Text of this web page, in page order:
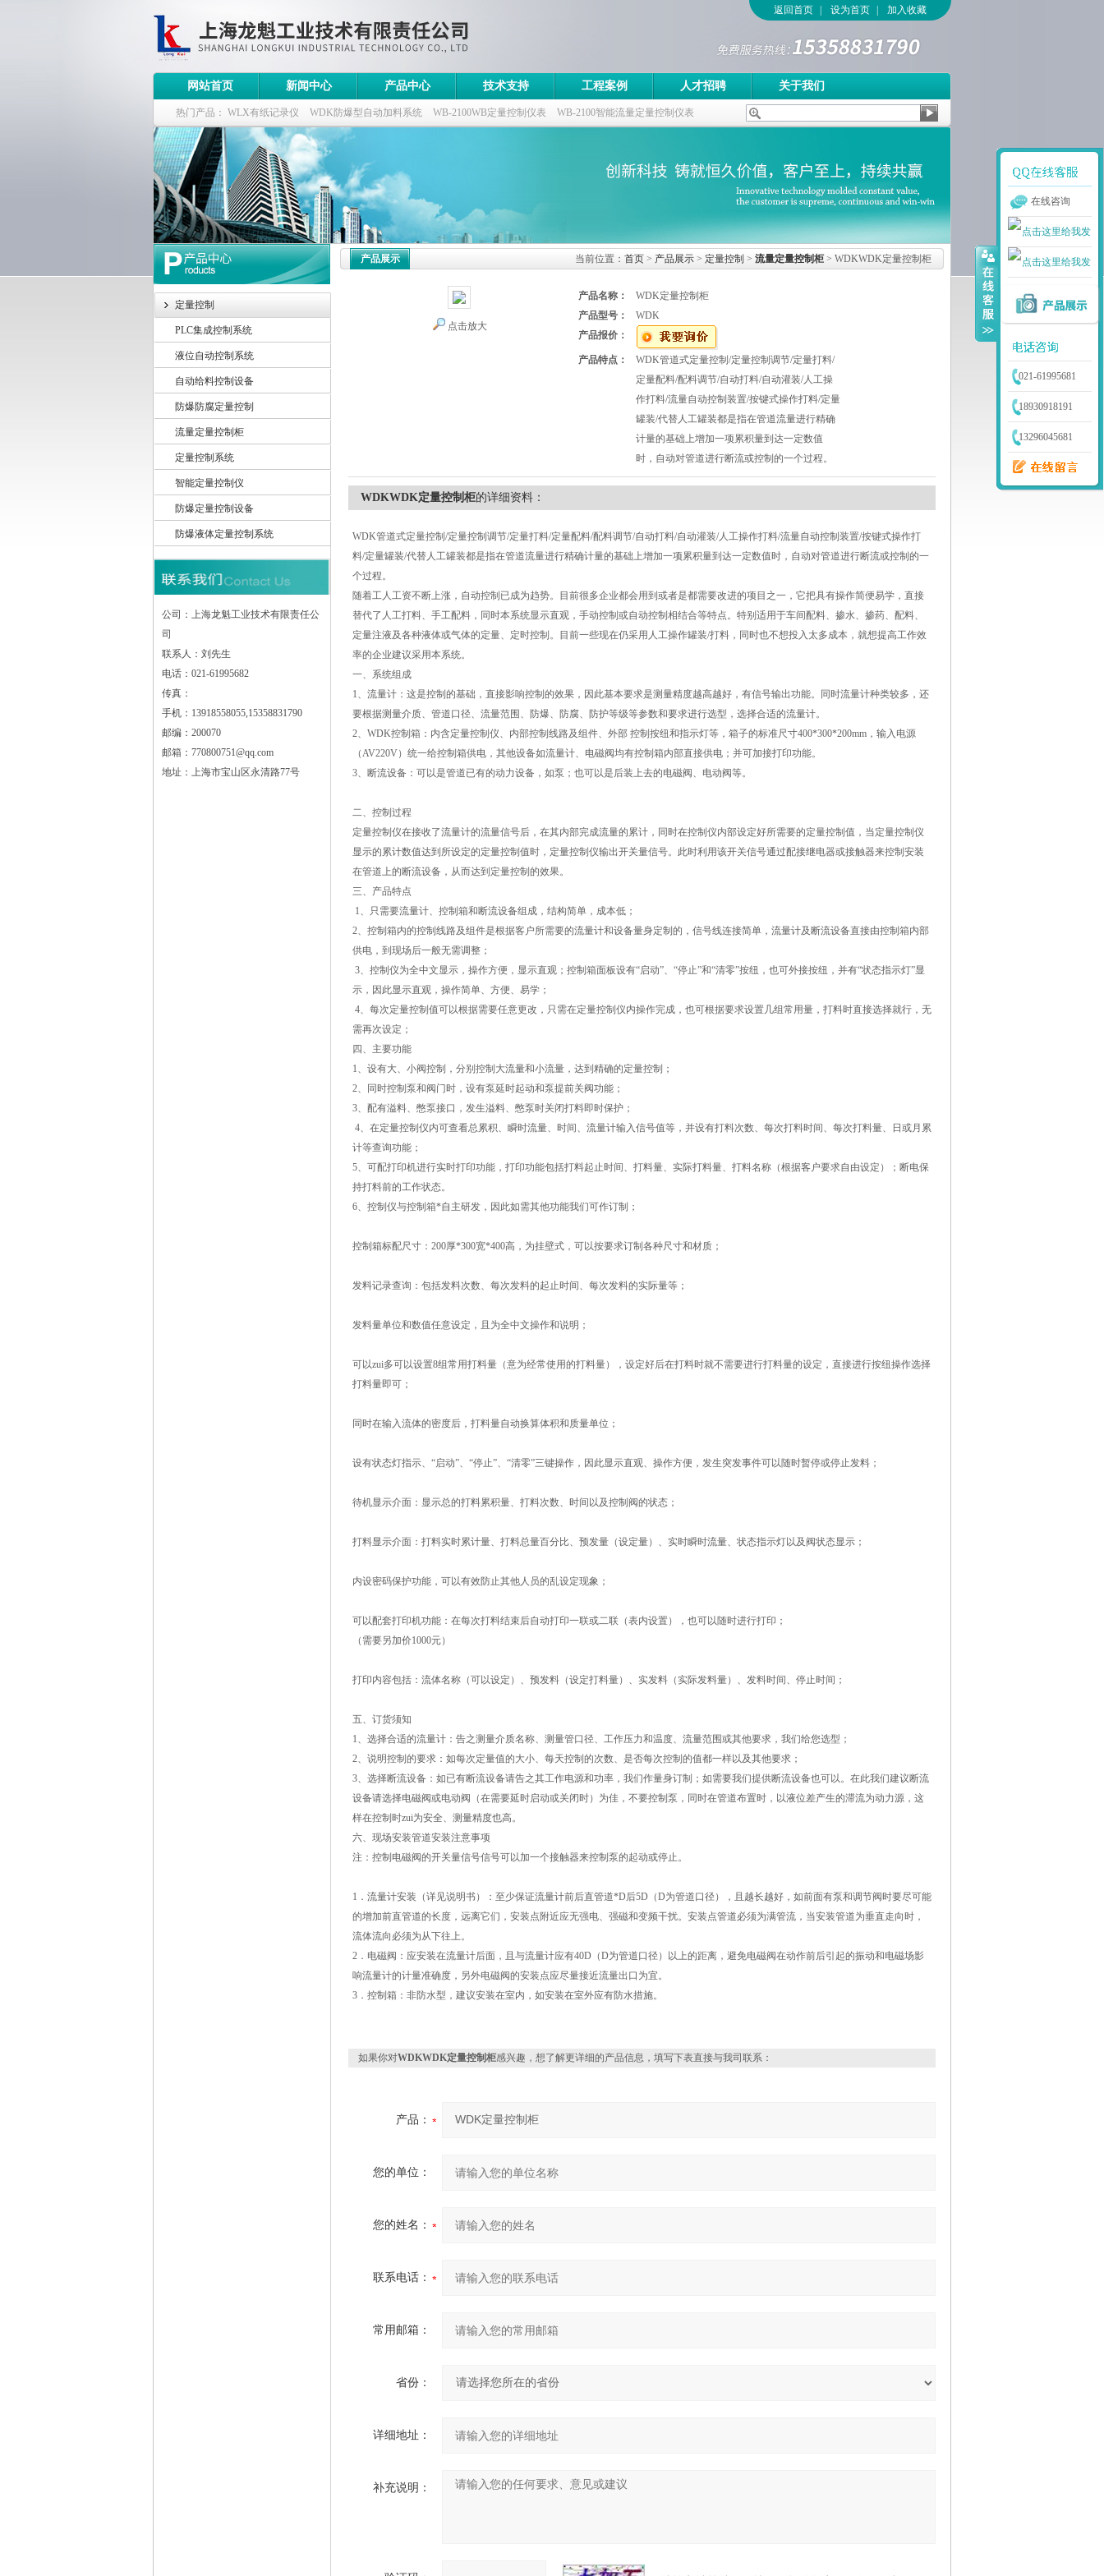
上海龙魁工业技术有限责任公司
返回首页 设为首页 加入收藏
网站首页 新闻中心 产品中心 技术支持 工程案例 人才招聘 关于我们
热门产品： WLX有纸记录仪 WDK防爆型自动加料系统 WB-2100WB定量控制仪表 WB-2100智能流量定量控制仪表
WDK流量定量控制柜 WB-2100定量装车控制仪
定量控制
PLC集成控制系统
液位自动控制系统
自动给料控制设备
防爆防腐定量控制
流量定量控制柜
定量控制系统
智能定量控制仪
防爆定量控制设备
防爆液体定量控制系统
公司：上海龙魁工业技术有限责任公
司
联系人：刘先生
电话：021-61995682
传真：
手机：13918558055,15358831790
邮编：200070
邮箱：770800751@qq.com
地址：上海市宝山区永清路77号
产品展示 当前位置： 首页 > 产品展示 > 定量控制 > 流量定量控制柜> WDKWDK定量控制柜
点击放大
产品名称：
WDK定量控制柜
产品型号：
WDK
产品报价：
产品特点：
WDK管道式定量控制/定量控制调节/定量打料/
定量配料/配料调节/自动打料/自动灌装/人工操
作打料/流量自动控制装置/按键式操作打料/定量
罐装/代替人工罐装都是指在管道流量进行精确
计量的基础上增加一项累积量到达一定数值
时，自动对管道进行断流或控制的一个过程。
WDKWDK定量控制柜的详细资料：
WDK管道式定量控制/定量控制调节/定量打料/定量配料/配料调节/自动打料/自动灌装/人工操作打料/流量自动控制装置/按键式操作打
料/定量罐装/代替人工罐装都是指在管道流量进行精确计量的基础上增加一项累积量到达一定数值时，自动对管道进行断流或控制的一
个过程。
随着工人工资不断上涨，自动控制已成为趋势。目前很多企业都会用到或者是都需要改进的项目之一，它把具有操作简便易学，直接
替代了人工打料、手工配料，同时本系统显示直观，手动控制或自动控制相结合等特点。特别适用于车间配料、掺水、掺药、配料、
定量注液及各种液体或气体的定量、定时控制。目前一些现在仍采用人工操作罐装/打料，同时也不想投入太多成本，就想提高工作效
率的企业建议采用本系统。
一、系统组成
1、流量计：这是控制的基础，直接影响控制的效果，因此基本要求是测量精度越高越好，有信号输出功能。同时流量计种类较多，还
要根据测量介质、管道口径、流量范围、防爆、防腐、防护等级等参数和要求进行选型，选择合适的流量计。
2、WDK控制箱：内含定量控制仪、内部控制线路及组件、外部 控制按纽和指示灯等，箱子的标准尺寸400*300*200mm，输入电源
（AV220V）统一给控制箱供电，其他设备如流量计、电磁阀均有控制箱内部直接供电；并可加接打印功能。
3、断流设备：可以是管道已有的动力设备，如泵；也可以是后装上去的电磁阀、电动阀等。
二、控制过程
定量控制仪在接收了流量计的流量信号后，在其内部完成流量的累计，同时在控制仪内部设定好所需要的定量控制值，当定量控制仪
显示的累计数值达到所设定的定量控制值时，定量控制仪输出开关量信号。此时利用该开关信号通过配接继电器或接触器来控制安装
在管道上的断流设备，从而达到定量控制的效果。
三、产品特点
1、只需要流量计、控制箱和断流设备组成，结构简单，成本低；
2、控制箱内的控制线路及组件是根据客户所需要的流量计和设备量身定制的，信号线连接简单，流量计及断流设备直接由控制箱内部
供电，到现场后一般无需调整；
3、控制仪为全中文显示，操作方便，显示直观；控制箱面板设有“启动”、“停止”和“清零”按纽，也可外接按纽，并有“状态指示灯”显
示，因此显示直观，操作简单、方便、易学；
4、每次定量控制值可以根据需要任意更改，只需在定量控制仪内操作完成，也可根据要求设置几组常用量，打料时直接选择就行，无
需再次设定；
四、主要功能
1、设有大、小阀控制，分别控制大流量和小流量，达到精确的定量控制；
2、同时控制泵和阀门时，设有泵延时起动和泵提前关阀功能；
3、配有溢料、憋泵接口，发生溢料、憋泵时关闭打料即时保护；
4、在定量控制仪内可查看总累积、瞬时流量、时间、流量计输入信号值等，并设有打料次数、每次打料时间、每次打料量、日或月累
计等查询功能；
5、可配打印机进行实时打印功能，打印功能包括打料起止时间、打料量、实际打料量、打料名称（根据客户要求自由设定）；断电保
持打料前的工作状态。
6、控制仪与控制箱*自主研发，因此如需其他功能我们可作订制；
控制箱标配尺寸：200厚*300宽*400高，为挂壁式，可以按要求订制各种尺寸和材质；
发料记录查询：包括发料次数、每次发料的起止时间、每次发料的实际量等；
发料量单位和数值任意设定，且为全中文操作和说明；
可以zui多可以设置8组常用打料量（意为经常使用的打料量），设定好后在打料时就不需要进行打料量的设定，直接进行按纽操作选择
打料量即可；
同时在输入流体的密度后，打料量自动换算体积和质量单位；
设有状态灯指示、“启动”、“停止”、“清零”三键操作，因此显示直观、操作方便，发生突发事件可以随时暂停或停止发料；
待机显示介面：显示总的打料累积量、打料次数、时间以及控制阀的状态；
打料显示介面：打料实时累计量、打料总量百分比、预发量（设定量）、实时瞬时流量、状态指示灯以及阀状态显示；
内设密码保护功能，可以有效防止其他人员的乱设定现象；
可以配套打印机功能：在每次打料结束后自动打印一联或二联（表内设置），也可以随时进行打印；
（需要另加价1000元）
打印内容包括：流体名称（可以设定）、预发料（设定打料量）、实发料（实际发料量）、发料时间、停止时间；
五、订货须知
1、选择合适的流量计：告之测量介质名称、测量管口径、工作压力和温度、流量范围或其他要求，我们给您选型；
2、说明控制的要求：如每次定量值的大小、每天控制的次数、是否每次控制的值都一样以及其他要求；
3、选择断流设备：如已有断流设备请告之其工作电源和功率，我们作量身订制；如需要我们提供断流设备也可以。在此我们建议断流
设备请选择电磁阀或电动阀（在需要延时启动或关闭时）为佳，不要控制泵，同时在管道布置时，以液位差产生的滞流为动力源，这
样在控制时zui为安全、测量精度也高。
六、现场安装管道安装注意事项
注：控制电磁阀的开关量信号信号可以加一个接触器来控制泵的起动或停止。
1．流量计安装（详见说明书）：至少保证流量计前后直管道*D后5D（D为管道口径），且越长越好，如前面有泵和调节阀时要尽可能
的增加前直管道的长度，远离它们，安装点附近应无强电、强磁和变频干扰。安装点管道必须为满管流，当安装管道为垂直走向时，
流体流向必须为从下往上。
2．电磁阀：应安装在流量计后面，且与流量计应有40D（D为管道口径）以上的距离，避免电磁阀在动作前后引起的振动和电磁场影
响流量计的计量准确度，另外电磁阀的安装点应尽量接近流量出口为宜。
3．控制箱：非防水型，建议安装在室内，如安装在室外应有防水措施。
如果你对WDKWDK定量控制柜感兴趣，想了解更详细的产品信息，填写下表直接与我司联系：
产品：
您的单位：
您的姓名：
联系电话：
常用邮箱：
省份：
详细地址：
补充说明：
在线咨询
021-61995681
18930918191
13296045681